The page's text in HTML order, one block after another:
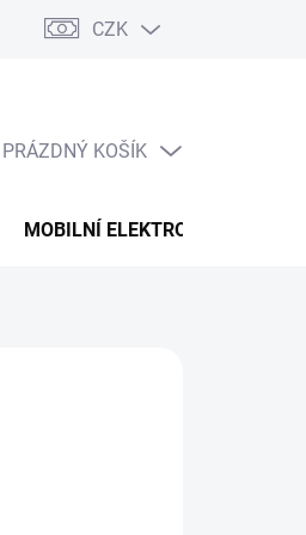
CZK
NÁKUPNÍ
PRÁZDNÝ KOŠÍK
MOBILNÍ ELEKTRONIKA